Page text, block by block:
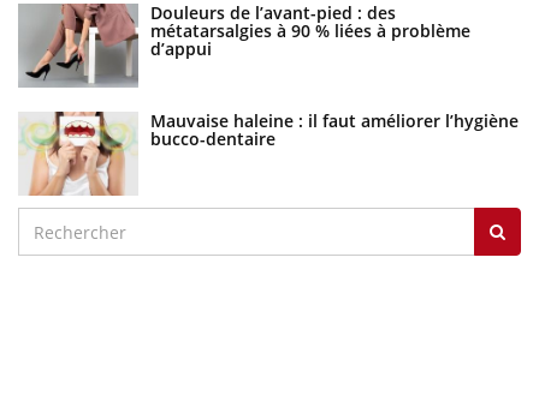
Douleurs de l’avant-pied : des
métatarsalgies à 90 % liées à problème
d’appui
Mauvaise haleine : il faut améliorer l’hygiène
bucco-dentaire